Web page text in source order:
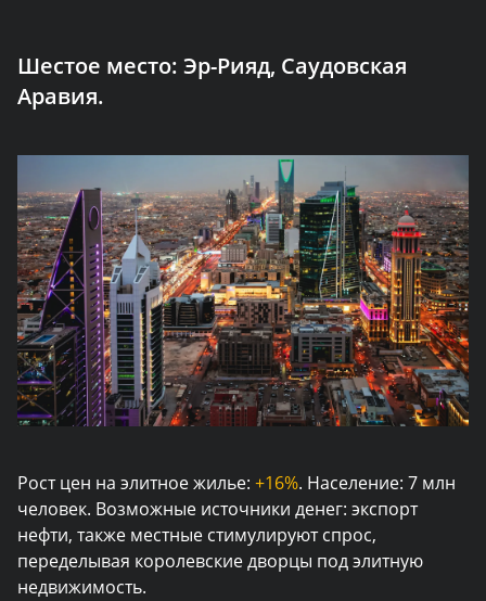
Шестое место: Эр-Рияд, Саудовская
Аравия.
Рост цен на элитное жилье: +16%. Население: 7 млн
человек. Возможные источники денег: экспорт
нефти, также местные стимулируют спрос,
переделывая королевские дворцы под элитную
недвижимость.